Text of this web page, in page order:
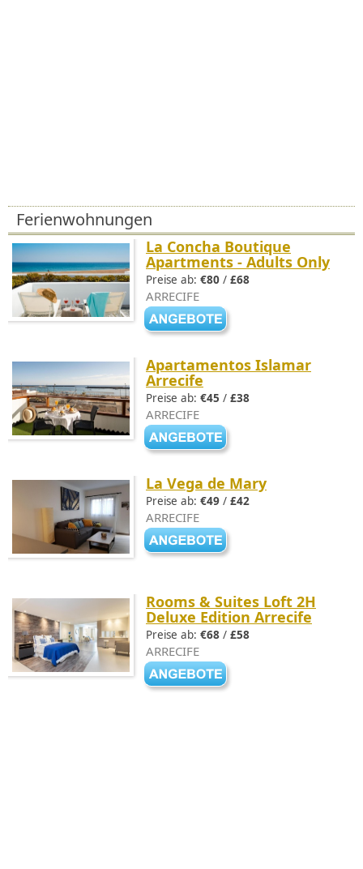
Ferienwohnungen
La Concha Boutique
Apartments - Adults Only
Preise ab: €80 / £68
ARRECIFE
Apartamentos Islamar
Arrecife
Preise ab: €45 / £38
ARRECIFE
La Vega de Mary
Preise ab: €49 / £42
ARRECIFE
Rooms & Suites Loft 2H
Deluxe Edition Arrecife
Preise ab: €68 / £58
ARRECIFE